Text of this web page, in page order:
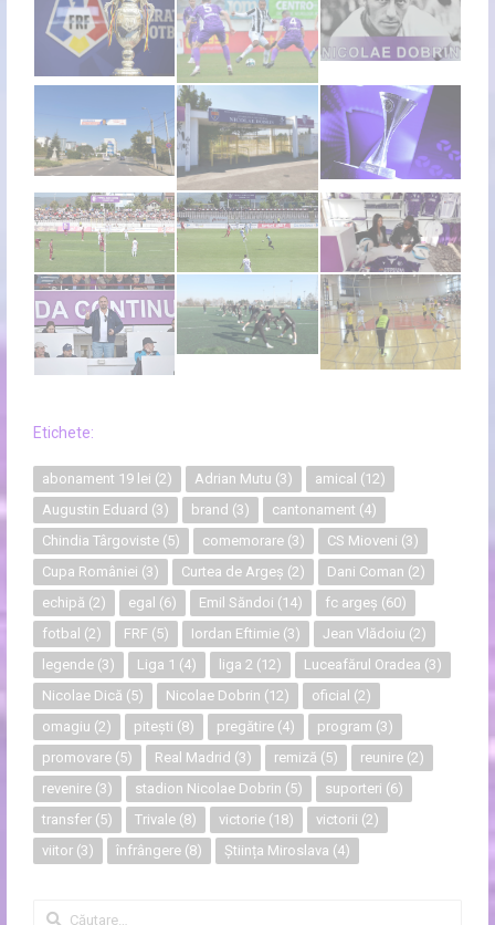
Etichete:
abonament 19 lei (2) Adrian Mutu (3) amical (12)
Augustin Eduard (3) brand (3) cantonament (4)
Chindia Târgoviste(5) comemorare(3) CS Mioveni (3)
Cupa României (3) Curtea de Argeș (2) Dani Coman (2)
echipă (2) egal (6) Emil Săndoi (14) fc argeș (60)
fotbal (2) FRF(5) Iordan Eftimie(3) Jean Vlădoiu (2)
legende(3) Liga 1 (4) liga 2 (12) Luceafărul Oradea (3)
Nicolae Dică (5) Nicolae Dobrin (12) oficial (2)
omagiu (2) pitești (8) pregătire(4) program (3)
promovare(5) Real Madrid (3) remiză (5) reunire(2)
revenire(3) stadion Nicolae Dobrin (5) suporteri (6)
transfer(5) Trivale(8) victorie(18) victorii (2)
viitor(3) înfrângere(8) Știința Miroslava (4)
Caută